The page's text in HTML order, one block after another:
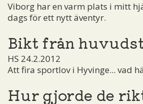
Viborg har en varm plats i mitt
dags för ett nytt äventyr.
Bikt från
HS 24.2.2012
Att fira sportlov i Hyvinge... vad
Hur gjorde de